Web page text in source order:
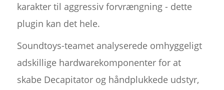
karakter til aggressiv forvrængning - dette
plugin kan det hele.
Soundtoys-teamet analyserede omhyggeligt
adskillige hardwarekomponenter for at
skabe Decapitator og håndplukkede udstyr,